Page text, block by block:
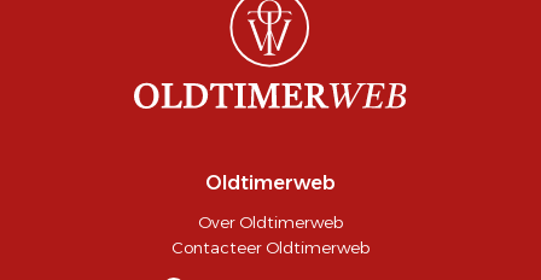
Oldtimerweb
Over Oldtimerweb
Contacteer Oldtimerweb